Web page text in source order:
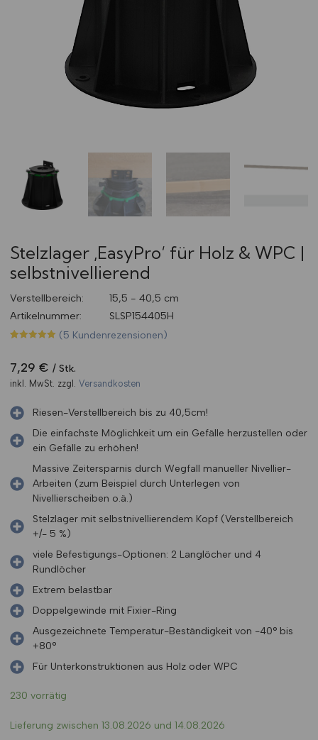
Stelzlager ‚EasyPro‘ für Holz & WPC |
selbstnivellierend
Verstellbereich:
15,5 - 40,5 cm
Artikelnummer:
SLSP154405H
basierend
auf
Kundenbewertungen
(5 Kundenrezensionen)
7,29 € Stk.
inkl. MwSt. zzgl. Versandkosten
Riesen-Verstellbereich bis zu 40,5cm!
Die einfachste Möglichkeit um ein Gefälle herzustellen oder
ein Gefälle zu erhöhen!
Massive Zeitersparnis durch Wegfall manueller Nivellier-
Arbeiten (zum Beispiel durch Unterlegen von
Nivellierscheiben o.ä.)
Stelzlager mit selbstnivellierendem Kopf (Verstellbereich
+/- 5 %)
viele Befestigungs-Optionen: 2 Langlöcher und 4
Rundlöcher
Extrem belastbar
Doppelgewinde mit Fixier-Ring
Ausgezeichnete Temperatur-Beständigkeit von -40° bis
+80°
Für Unterkonstruktionen aus Holz oder WPC
230 vorrätig
Lieferung zwischen 13.08.2026 und 14.08.2026